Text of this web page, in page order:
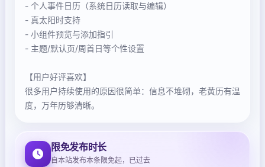
- 个人事件日历（系统日历读取与编辑）
- 真太阳时支持
- 小组件预览与添加指引
- 主题/默认页/周首日等个性设置
【用户好评喜欢】
很多用户持续使用的原因很简单：信息不堆砌，老黄历有温
度，万年历够清晰。
限免发布时长
自本站发布本条限免起，已过去